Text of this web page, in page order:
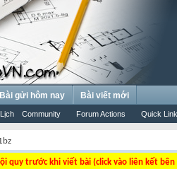
Lịch Community Forum Actions Quick
Bài gửi hôm nay Bài viết mới
quy trước khi viết bài (click vào liên kết